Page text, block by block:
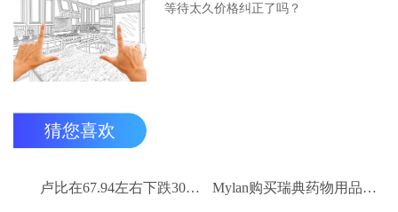
等待太久价格纠正了吗？
猜您喜欢
卢比在67.94左右下跌30杆，反对美元 Mylan购买瑞典药物用品Meda